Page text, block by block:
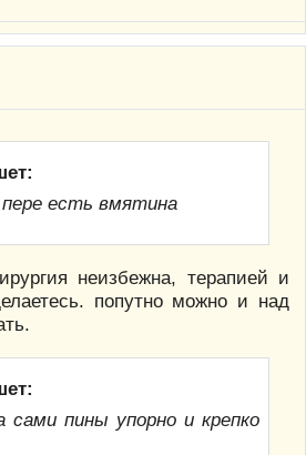
есть вмятина
неизбежна, терапией и
попутно можно и над
пины упорно и крепко